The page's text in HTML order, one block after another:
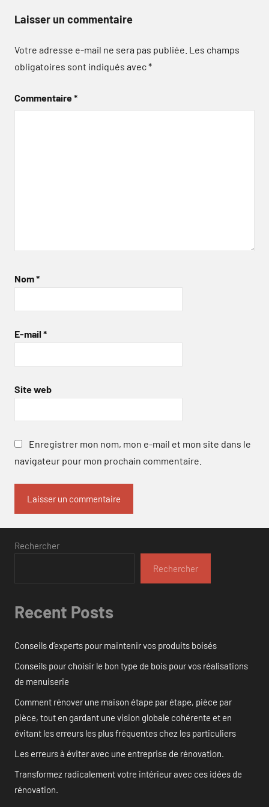
Laisser un commentaire
Votre adresse e-mail ne sera pas publiée. Les champs
obligatoires sont indiqués avec*
Commentaire*
Nom*
E-mail *
Site web
Enregistrer mon nom, mon e-mail et mon site dans le
navigateur pour mon prochain commentaire.
Rechercher
Rechercher
Recent Posts
Conseils d’experts pour maintenir vos produits boisés
Conseils pour choisir le bon type de bois pour vos réalisations
de menuiserie
Comment rénover une maison étape par étape, pièce par
pièce, tout en gardant une vision globale cohérente et en
évitant les erreurs les plus fréquentes chez les particuliers
Les erreurs à éviter avec une entreprise de rénovation.
Transformez radicalement votre intérieur avec ces idées de
rénovation.